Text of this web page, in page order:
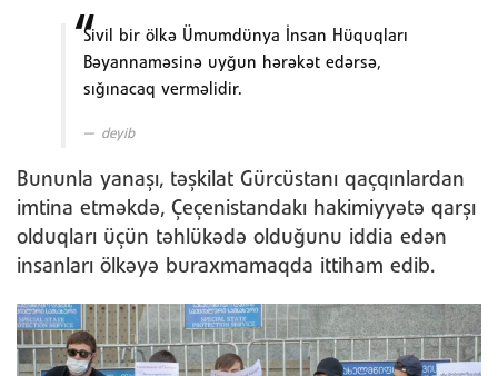
Sivil bir ölkə Ümumdünya İnsan Hüquqları
Bəyannaməsinə uyğun hərəkət edərsə,
sığınacaq verməlidir.
deyib
Bununla yanaşı, təşkilat Gürcüstanı qaçqınlardan
imtina etməkdə, Çeçenistandakı hakimiyyətə qarşı
olduqları üçün təhlükədə olduğunu iddia edən
insanları ölkəyə buraxmamaqda ittiham edib.